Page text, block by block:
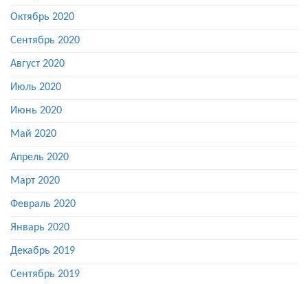
Октябрь 2020
Сентябрь 2020
Август 2020
Июль 2020
Июнь 2020
Май 2020
Апрель 2020
Март 2020
Февраль 2020
Январь 2020
Декабрь 2019
Сентябрь 2019